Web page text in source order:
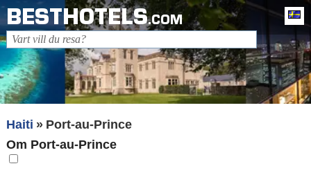
BESTHOTELS.COM
Haiti
Port-au-Prince
Om Port-au-Prince